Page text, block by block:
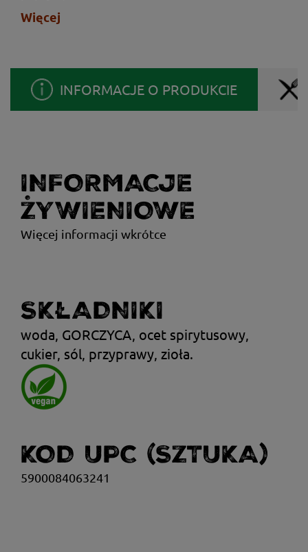
Więcej
INFORMACJE O PRODUKCIE
INFORMACJE
ŻYWIENIOWE
Więcej informacji wkrótce
SKŁADNIKI
woda, GORCZYCA, ocet spirytusowy,
cukier, sól, przyprawy, zioła.
KOD UPC (SZTUKA)
5900084063241